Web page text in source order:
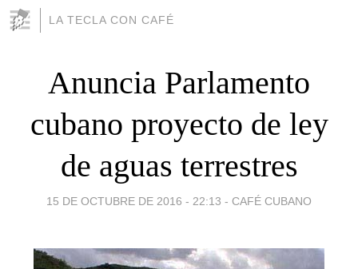
LA TECLA CON CAFÉ
Anuncia Parlamento
cubano proyecto de ley
de aguas terrestres
15 DE OCTUBRE DE 2016 - 22:13 - CAFÉ CUBANO